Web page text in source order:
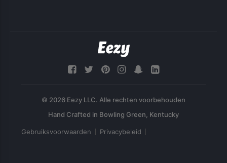
© 2026 Eezy LLC. Alle rechten voorbehouden
Gebruiksvoorwaarden Privacybeleid